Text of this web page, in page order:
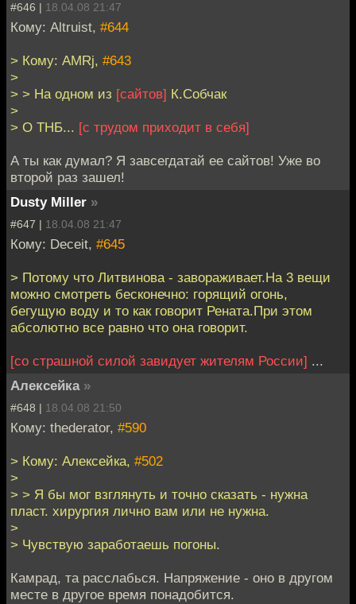
#646 | 18.04.08 21:47
Кому: Altruist, #644
> Кому: AMRj, #643
>
> > На одном из [сайтов] К.Собчак
>
> О ТНБ... [с трудом приходит в себя]
А ты как думал? Я завсегдатай ее сайтов! Уже во
второй раз зашел!
Dusty Miller »
#647 | 18.04.08 21:47
Кому: Deceit, #645
> Потому что Литвинова - завораживает.На 3 вещи
можно смотреть бесконечно: горящий огонь,
бегущую воду и то как говорит Рената.При этом
абсолютно все равно что она говорит.
[со страшной силой завидует жителям России] ...
Алексейка »
#648 | 18.04.08 21:50
Кому: thederator, #590
> Кому: Алексейка, #502
>
> > Я бы мог взглянуть и точно сказать - нужна
пласт. хирургия лично вам или не нужна.
>
> Чувствую заработаешь погоны.
Камрад, та расслабься. Напряжение - оно в другом
месте в другое время понадобится.